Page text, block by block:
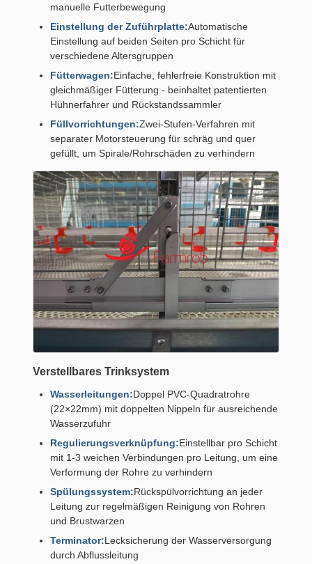
manuelle Futterbewegung
Einstellung der Zuführplatte:Automatische
Einstellung auf beiden Seiten pro Schicht für
verschiedene Altersgruppen
Fütterwagen:Einfache, fehlerfreie Konstruktion mit
gleichmäßiger Fütterung - beinhaltet patentierten
Hühnerfahrer und Rückstandssammler
Füllvorrichtungen:Zwei-Stufen-Verfahren mit
separater Motorsteuerung für schräg und quer
gefüllt, um Spirale/Rohrschäden zu verhindern
Verstellbares Trinksystem
Wasserleitungen:Doppel PVC-Quadratrohre
(22×22mm) mit doppelten Nippeln für ausreichende
Wasserzufuhr
Regulierungsverknüpfung:Einstellbar pro Schicht
mit 1-3 weichen Verbindungen pro Leitung, um eine
Verformung der Rohre zu verhindern
Spülungssystem:Rückspülvorrichtung an jeder
Leitung zur regelmäßigen Reinigung von Rohren
und Brustwarzen
Terminator:Lecksicherung der Wasserversorgung
durch Abflussleitung